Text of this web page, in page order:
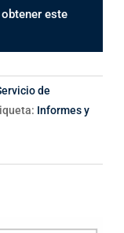
este
de
Informes y